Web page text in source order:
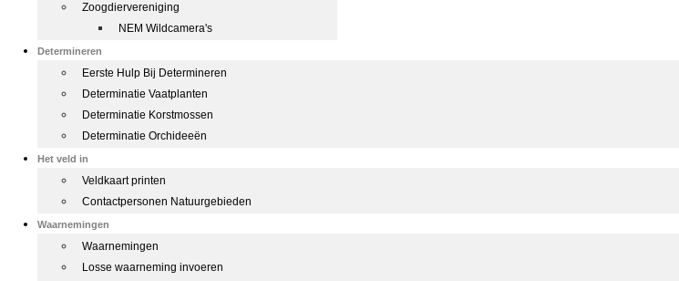
Zoogdiervereniging
NEM Wildcamera's
Determineren
Eerste Hulp Bij Determineren
Determinatie Vaatplanten
Determinatie Korstmossen
Determinatie Orchideeën
Het veld in
Veldkaart printen
Contactpersonen Natuurgebieden
Waarnemingen
Waarnemingen
Losse waarneming invoeren